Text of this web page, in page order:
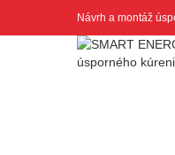
Návrh a montáž